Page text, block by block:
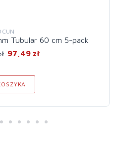
Tubular 60 cm 5-pack
97,49 zł